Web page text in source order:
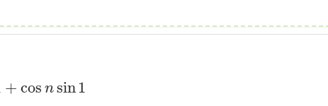
+ cos nsin1
nsin 1